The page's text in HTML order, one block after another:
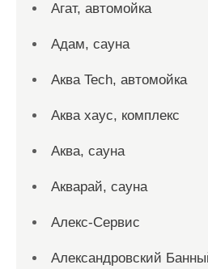
Агат, автомойка
Адам, сауна
Аква Tech, автомойка
Аква хаус, комплекс
Аква, сауна
Акварай, сауна
Алекс-Сервис
Александровский